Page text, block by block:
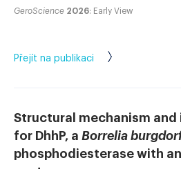
GeroScience 2026: Early View
Přejít na publikaci
Structural mechanism
for DhhP, a Borrelia
phosphodiesterase with